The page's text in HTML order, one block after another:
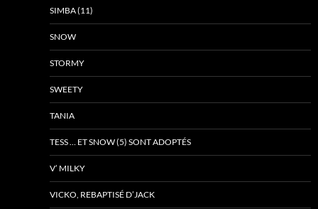
SIMBA (11)
SNOW
STORMY
SWEETY
TANIA
TESS … ET SNOW (5) SONT ADOPTÉS
V’ MILKY
VICKO, REBAPTISÉ D’JACK